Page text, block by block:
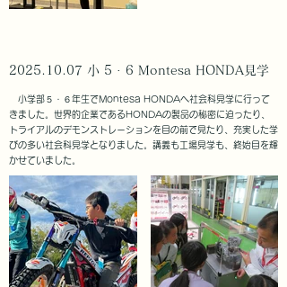
​2025.10.07 小 5 · 6 Montesa HONDA見学
小学部５・６年生でMontesa HONDAへ社会科見学に行って
きました。世界的企業であるHONDAの製品の秘密に迫ったり、
トライアルのデモンストレーションを目の前で見たり、充実した学
びの多い社会科見学となりました。講義も工場見学も、終始目を輝
かせていました。